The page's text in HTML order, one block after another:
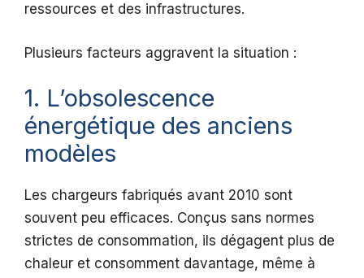
ressources et des infrastructures.
Plusieurs facteurs aggravent la situation :
1. L’obsolescence
énergétique des anciens
modèles
Les chargeurs fabriqués avant 2010 sont
souvent peu efficaces. Conçus sans normes
strictes de consommation, ils dégagent plus de
chaleur et consomment davantage, même à